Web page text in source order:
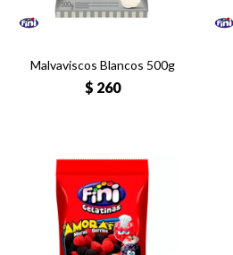
Malvaviscos Blancos 500g
$ 260